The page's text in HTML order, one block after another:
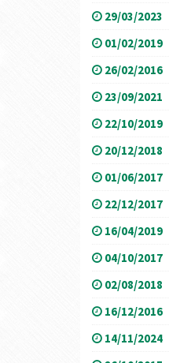
29/03/2023
01/02/2019
26/02/2016
23/09/2021
22/10/2019
20/12/2018
01/06/2017
22/12/2017
16/04/2019
04/10/2017
02/08/2018
16/12/2016
14/11/2024